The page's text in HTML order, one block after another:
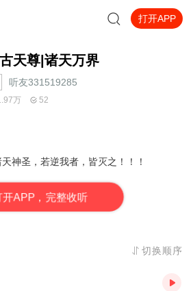
打开APP
天尊|诸天万界
听友331519285
万 52
神圣，若逆我者，皆灭之！！！
开APP，完整收听
切换顺序